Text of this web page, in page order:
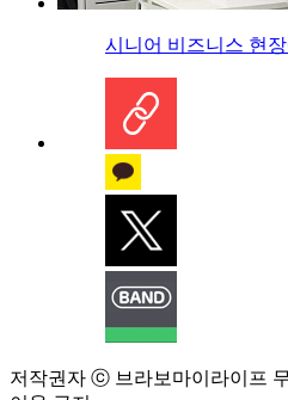
시니어 비즈니스 현
저작권자 ⓒ 브라보마이라이프